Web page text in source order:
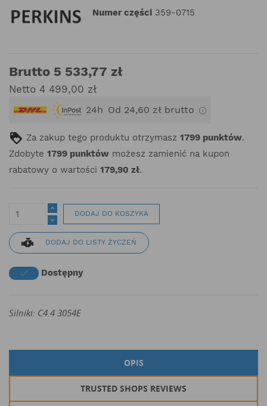
Numer części 359-0715
Brutto 5 533,77 zł
Netto 4 499,00 zł
24h Od 24,60 zł brutto
Za zakup tego produktu otrzymasz 1799 punktów.
Zdobyte 1799 punktów możesz zamienić na kupon
rabatowy o wartości 179,90 zł.
DODAJ DO KOSZYKA
DODAJ DO LISTY ŻYCZEŃ
 Dostępny
Silniki: C4.4 3054E
OPIS
TRUSTED SHOPS REVIEWS